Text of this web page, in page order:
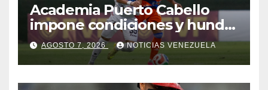
Academia Puerto Cabello
impone condiciones y hunde
al Caracas FC
AGOSTO 7, 2026 NOTICIAS VENEZUELA